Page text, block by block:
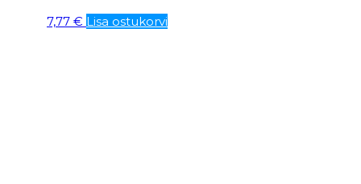
7,77 € Lisa ostukorvi